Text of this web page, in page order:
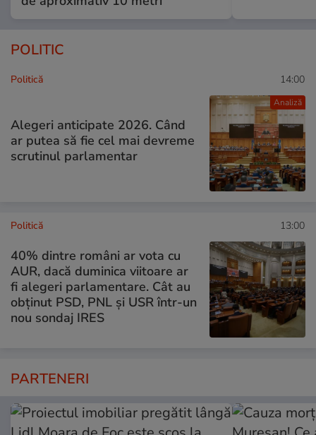
POLITIC
Analiză
Politică 14:00
Alegeri anticipate 2026. Când
ar putea să fie cel mai devreme
scrutinul parlamentar
Politică 13:00
40% dintre români ar vota cu
AUR, dacă duminica viitoare ar
fi alegeri parlamentare. Cât au
obținut PSD, PNL și USR într-un
nou sondaj IRES
PARTENERI